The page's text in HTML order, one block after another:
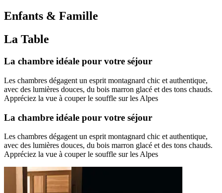
Enfants & Famille
La Table
La chambre idéale pour votre séjour
Les chambres dégagent un esprit montagnard chic et authentique,
avec des lumières douces, du bois marron glacé et des tons chauds.
Appréciez la vue à couper le souffle sur les Alpes
La chambre idéale pour votre séjour
Les chambres dégagent un esprit montagnard chic et authentique,
avec des lumières douces, du bois marron glacé et des tons chauds.
Appréciez la vue à couper le souffle sur les Alpes